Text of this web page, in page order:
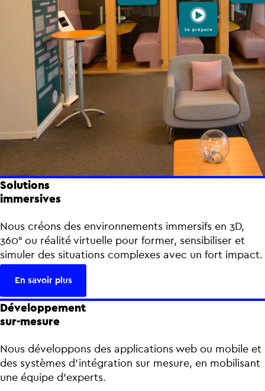
Solutions
immersives
Nous créons des environnements immersifs en 3D,
360° ou réalité virtuelle pour former, sensibiliser et
simuler des situations complexes avec un fort impact.
En savoir plus
Développement
sur-mesure
Nous développons des applications web ou mobile et
des systèmes d’intégration sur mesure, en mobilisant
une équipe d’experts.